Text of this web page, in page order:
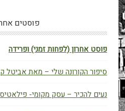
פוסטים
פוסט אחרון (לפחות זמני) ופרידה
סיפור הקורונה שלי – מאת אביטל
נעים להכיר – עסק מקומי-